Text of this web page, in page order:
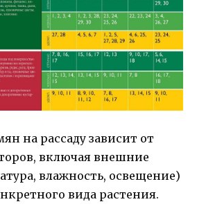
на рассаду зависит от
включая внешние
влажность, освещение)
вида растения.